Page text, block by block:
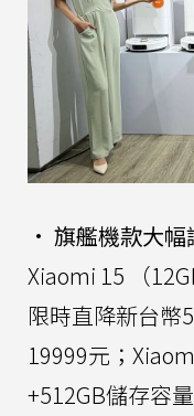
• 旗艦機款大幅
Xiaomi 15 （
限時直降新台幣
19999元；
+512GB儲存容